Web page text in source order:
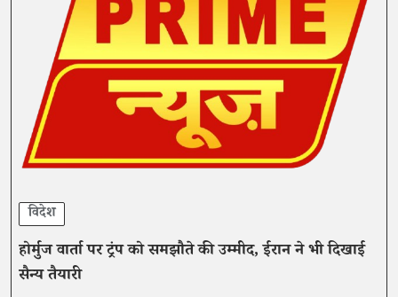
विदेश
होर्मुज वार्ता पर ट्रंप को समझौते की उम्मीद, ईरान ने भी दिखाई
सैन्य तैयारी